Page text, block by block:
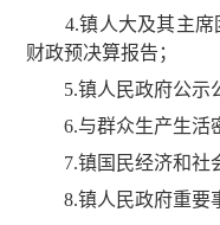
4.镇人大及其主席
财政预决算报告；
5.镇人民政府公示
6.与群众生产生活密
7.镇国民经济和社会
8.镇人民政府重要事